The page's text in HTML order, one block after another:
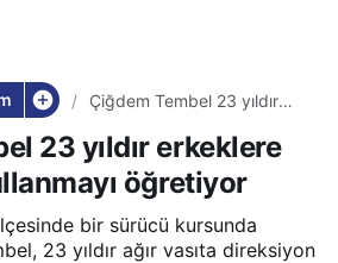
Çiğdem Tembel 23 yıldır
kullanmayı öğretiyor
23 yıldır erkeklere
öğretiyor
bir sürücü kursunda
23 yıldır ağır vasıta direksiyon